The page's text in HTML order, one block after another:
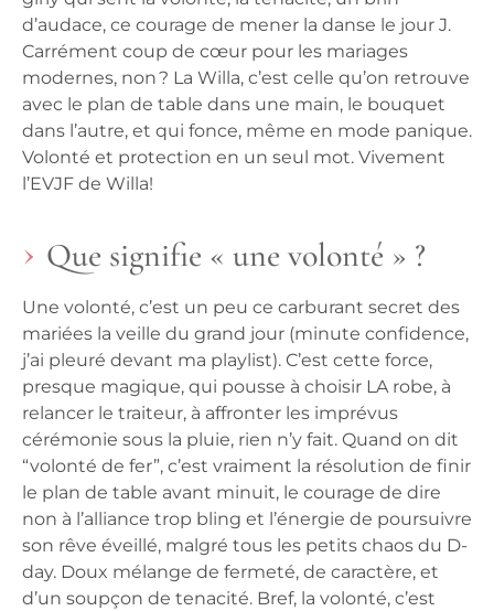
d’audace, ce courage de mener la danse le jour J.
Carrément coup de cœur pour les mariages
modernes, non ? La Willa, c’est celle qu’on retrouve
avec le plan de table dans une main, le bouquet
dans l’autre, et qui fonce, même en mode panique.
Volonté et protection en un seul mot. Vivement
l’EVJF de Willa!
Que signifie « une volonté » ?
Une volonté, c’est un peu ce carburant secret des
mariées la veille du grand jour (minute confidence,
j’ai pleuré devant ma playlist). C’est cette force,
presque magique, qui pousse à choisir LA robe, à
relancer le traiteur, à affronter les imprévus
cérémonie sous la pluie, rien n’y fait. Quand on dit
“volonté de fer”, c’est vraiment la résolution de finir
le plan de table avant minuit, le courage de dire
non à l’alliance trop bling et l’énergie de poursuivre
son rêve éveillé, malgré tous les petits chaos du D-
day. Doux mélange de fermeté, de caractère, et
d’un soupçon de tenacité. Bref, la volonté, c’est